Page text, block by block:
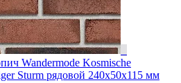
Wandermode Kosmische
Sturm рядовой 240x50x115 мм